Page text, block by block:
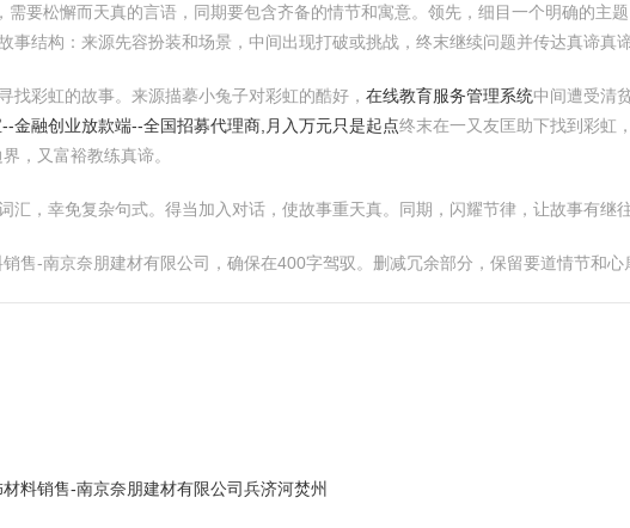
需要松懈而天真的言语，同期要包含齐备的情节和寓意。领先，细目一个明确的主
事结构：来源先容扮装和场景，中间出现打破或挑战，终末继续问题并传达真谛真谛
找彩虹的故事。来源描摹小兔子对彩虹的酷好， 在线教育服务管理系统中间遭受清
金融创业放款端--全国招募代理商,月入万元只是起点终末在一又友匡助下找到彩虹，
，又富裕教练真谛。
汇，幸免复杂句式。得当加入对话，使故事重天真。同期，闪耀节律，让故事有继
售-南京奈朋建材有限公司，确保在400字驾驭。删减冗余部分，保留要道情节和
料销售-南京奈朋建材有限公司兵济河焚州